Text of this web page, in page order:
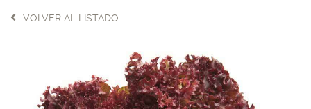
VOLVER AL LISTADO